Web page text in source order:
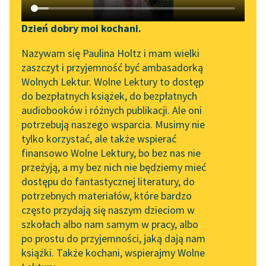
Katalog DAISY
Podkasty o książkach
Zgłoś brak utworu
Aktualności
Zapraszamy na spotkanie
online z tłumaczkami
literatury skandynawskiej
Spotkanie z Katarzyną
Tunkiel w Oslo
Wolne Lektury na 32.
Pol’and’Rock Festivalu
„Kochanek Lady
Chatterley” do słuchania
na Wolnych Lekturach
Nowy audiobook –
Narzędzia
Mapa Wolnych Lektur
Leśmianator
Przewodnik dla piszących i
czytających
API
OAI-PMH
Widget Wolnych Lektur
Przypisy
Dzień dobry moi kochani.
Nazywam się Paulina Holtz i mam wielki
zaszczyt i przyjemność być ambasadorką
Wolnych Lektur. Wolne Lektury to dostęp
do bezpłatnych książek, do bezpłatnych
audiobooków i różnych publikacji. Ale oni
potrzebują naszego wsparcia. Musimy nie
tylko korzystać, ale także wspierać
finansowo Wolne Lektury, bo bez nas nie
przeżyją, a my bez nich nie będziemy mieć
dostępu do fantastycznej literatury, do
potrzebnych materiałów, które bardzo
często przydają się naszym dzieciom w
szkołach albo nam samym w pracy, albo
po prostu do przyjemności, jaką dają nam
książki. Także kochani, wspierajmy Wolne
Sortuj:
Epika okresu współczesności Andrzeja
Kijowskiego